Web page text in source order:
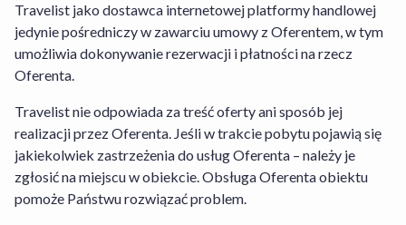
Regulamin Usługi Zakwaterowaniaoraz
Warunki Rezygnacji . W odniesieniu do
rezerwacji Usługi Hotel+Lot obowiązuje
Hotel+LotorazWarunki Rezygnacji
Usługi Hotel+Lot. Szczegółowe
informacje na temat sposobu
funkcjonowania serwisu znajdziesz w
zakładce „Jak działamy” dostępnej
Travelist jako dostawca internetowej platformy handlowej
jedynie pośredniczy w zawarciu umowy z Oferentem, w tym
umożliwia dokonywanie rezerwacji i płatności na rzecz
Oferenta.
Travelist nie odpowiada za treść oferty ani sposób jej
realizacji przez Oferenta. Jeśli w trakcie pobytu pojawią się
jakiekolwiek zastrzeżenia do usług Oferenta – należy je
zgłosić na miejscu w obiekcie. Obsługa Oferenta obiektu
pomoże Państwu rozwiązać problem.